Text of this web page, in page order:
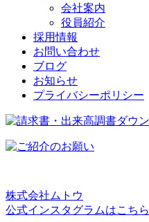
会社案内
役員紹介
採用情報
お問い合わせ
ブログ
お知らせ
プライバシーポリシー
株式会社ムトウ
公式インスタグラムはこちら